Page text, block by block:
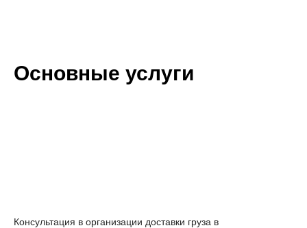
Основные услуги
Консультация в организации доставки груза в